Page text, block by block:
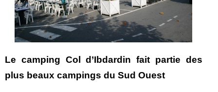
Le camping Col d’Ibdardin fait partie des
plus beaux campings du Sud Ouest